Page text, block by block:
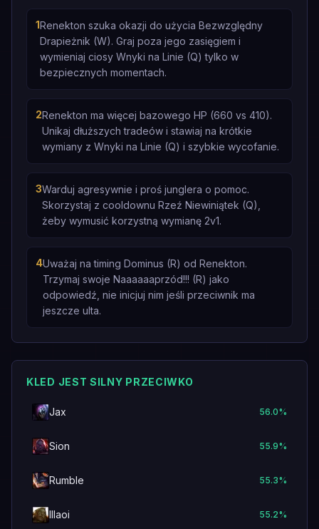
1Renekton szuka okazji do użycia Bezwzględny
Drapieżnik (W). Graj poza jego zasięgiem i
wymieniaj ciosy Wnyki na Linie (Q) tylko w
bezpiecznych momentach.
2Renekton ma więcej bazowego HP (660 vs 410).
Unikaj dłuższych tradeów i stawiaj na krótkie
wymiany z Wnyki na Linie (Q) i szybkie wycofanie.
3Warduj agresywnie i proś junglera o pomoc.
Skorzystaj z cooldownu Rzeź Niewiniątek (Q),
żeby wymusić korzystną wymianę 2v1.
4Uważaj na timing Dominus (R) od Renekton.
Trzymaj swoje Naaaaaaprzód!!! (R) jako
odpowiedź, nie inicjuj nim jeśli przeciwnik ma
jeszcze ulta.
KLED JEST SILNY PRZECIWKO
Jax 56.0%
Sion 55.9%
Rumble 55.3%
Illaoi 55.2%